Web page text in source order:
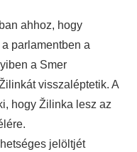
ahhoz, hogy
parlamentben a
a Smer
visszaléptetik. A
hogy Žilinka lesz az
jelöltjét